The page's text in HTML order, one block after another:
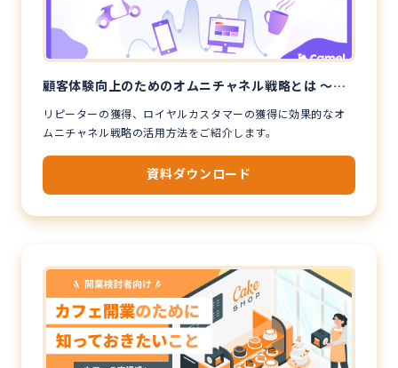
顧客体験向上のためのオムニチャネル戦略とは 〜デ
リバリー・テイクアウトを活用した事例のご紹介〜
リピーターの獲得、ロイヤルカスタマーの獲得に効果的なオ
ムニチャネル戦略の活用方法をご紹介します。
資料ダウンロード